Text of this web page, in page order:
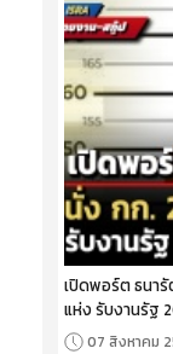
เปิดพอร์ต ธนา
แห่ง รับงานรัฐ
07 สิงหาคม